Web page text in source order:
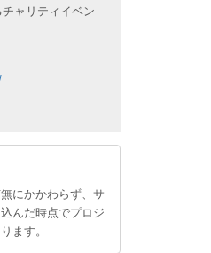
チャリティイベン
にかかわらず、サ
んだ時点でプロジ
ます。